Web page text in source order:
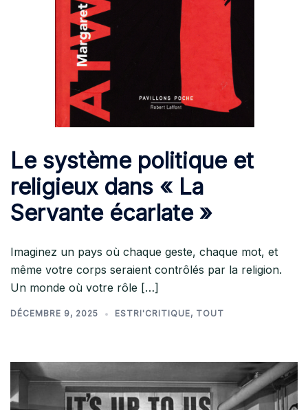
Le système politique et
religieux dans « La
Servante écarlate »
Imaginez un pays où chaque geste, chaque mot, et
même votre corps seraient contrôlés par la religion.
Un monde où votre rôle […]
DÉCEMBRE 9, 2025 ESTRI'CRITIQUE, TOUT